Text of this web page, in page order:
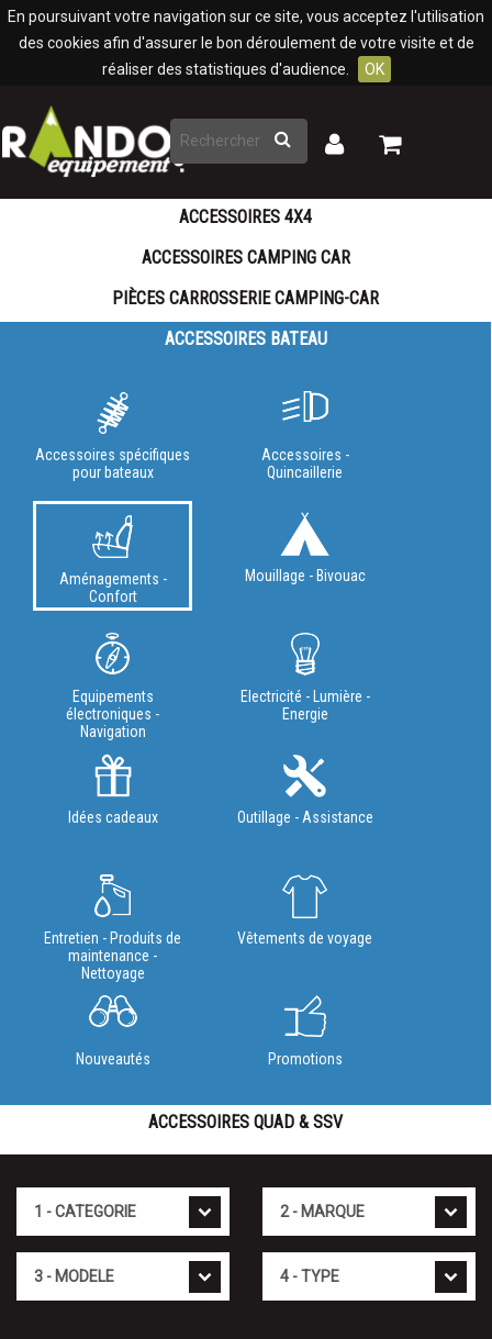
En poursuivant votre navigation sur ce site, vous acceptez l'utilisation
des cookies afin d'assurer le bon déroulement de votre visite et de
réaliser des statistiques d'audience.
OK
Rechercher
Mon
Mon
ACCESSOIRES 4X4
ACCESSOIRES CAMPING CAR
PIÈCES CARROSSERIE CAMPING-CAR
ACCESSOIRES BATEAU
Accessoires spécifiques
pour bateaux
Accessoires -
Quincaillerie
Aménagements -
Confort
Mouillage - Bivouac
Equipements
électroniques -
Navigation
Electricité - Lumière -
Energie
Idées cadeaux Outillage - Assistance
Entretien - Produits de
maintenance -
Nettoyage
Vêtements de voyage
Nouveautés Promotions
ACCESSOIRES QUAD & SSV
Panneau de gestion des cookies